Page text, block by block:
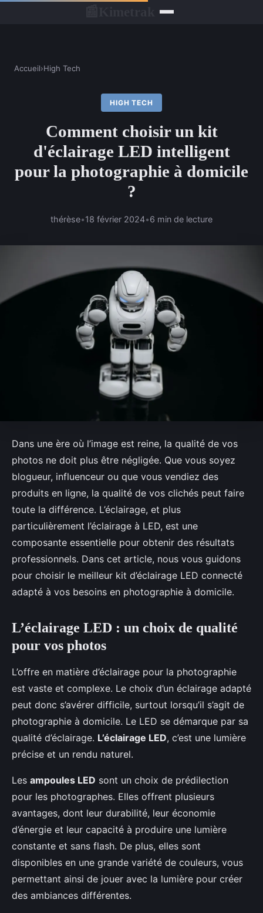
Accueil›High Tech
HIGH TECH
Comment choisir un kit
d'éclairage LED intelligent
pour la photographie à domicile
?
thérèse•18 février 2024•6 min de lecture
Dans une ère où l’image est reine, la qualité de vos
photos ne doit plus être négligée. Que vous soyez
blogueur, influenceur ou que vous vendiez des
produits en ligne, la qualité de vos clichés peut faire
toute la différence. L’éclairage, et plus
particulièrement l’éclairage à LED, est une
composante essentielle pour obtenir des résultats
professionnels. Dans cet article, nous vous guidons
pour choisir le meilleur kit d’éclairage LED connecté
adapté à vos besoins en photographie à domicile.
L’éclairage LED : un choix de qualité
pour vos photos
L’offre en matière d’éclairage pour la photographie
est vaste et complexe. Le choix d’un éclairage adapté
peut donc s’avérer difficile, surtout lorsqu’il s’agit de
photographie à domicile. Le LED se démarque par sa
qualité d’éclairage. L’éclairage LED, c’est une lumière
précise et un rendu naturel.
Les ampoules LED sont un choix de prédilection
pour les photographes. Elles offrent plusieurs
avantages, dont leur durabilité, leur économie
d’énergie et leur capacité à produire une lumière
constante et sans flash. De plus, elles sont
disponibles en une grande variété de couleurs, vous
permettant ainsi de jouer avec la lumière pour créer
des ambiances différentes.